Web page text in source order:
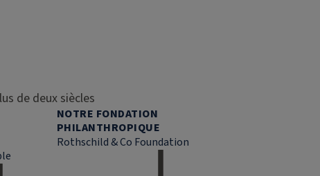
de deux siècles
NOTRE FONDATION
PHILANTHROPIQUE
Rothschild & Co Foundation